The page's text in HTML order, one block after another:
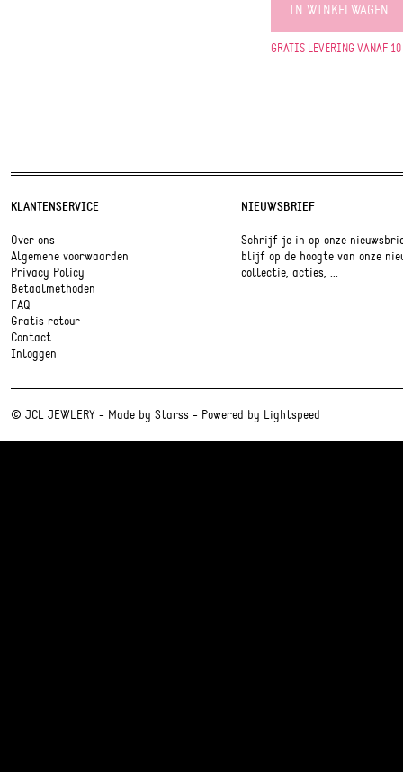
IN WINKELWAGEN
GRATIS LEVERING VANAF 10
KLANTENSERVICE
Over ons
Algemene voorwaarden
Privacy Policy
Betaalmethoden
FAQ
Gratis retour
Contact
Inloggen
NIEUWSBRIEF
Schrijf je in op onze
blijf op de hoogte van onze
collectie, acties, ...
© JCL JEWLERY - Made by Starss - Powered by Lightspeed